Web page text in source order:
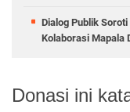
Dialog Publik
Kolaborasi Mapala
Donasi ini